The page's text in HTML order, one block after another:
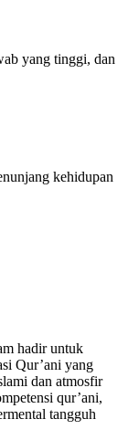
yang tinggi, dan
kehidupan
hadir untuk
Qur’ani yang
dan atmosfir
qur’ani,
tangguh